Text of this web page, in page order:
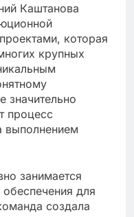
Каштанова
которая
крупных
значительно
процесс
выполнением
занимается
для
создала